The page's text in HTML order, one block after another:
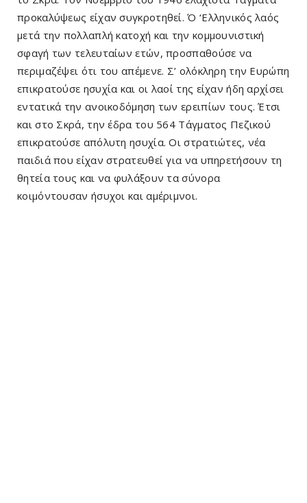
προκαλύψεως είχαν συγκροτηθεί. Ό ‘Ελληνικός λαός
μετά την πολλαπλή κατοχή και την κομμουνι­στική
σφαγή των τελευταίων ετών, προσπαθούσε να
περιμαζέψει ότι του απέμενε. Σ’ ολόκληρη την Ευρώπη
επικρατούσε ησυχία και οι λαοί της είχαν ήδη αρχίσει
εντατικά την ανοικοδόμηση των ερειπίων τους. Έτσι
και στο Σκρά, την έδρα του 564 Τάγματος Πεζικού
επικρατούσε απόλυτη ησυχία. Οι στρατιώτες, νέα
παιδιά που είχαν στρατευθεί για να υπηρετήσουν τη
θητεία τους και να φυλάξουν τα σύνορα
κοιμόντουσαν ήσυχοι και αμέρι­μνοι.